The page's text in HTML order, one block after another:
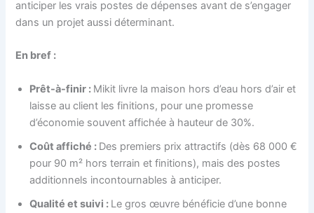
anticiper les vrais postes de dépenses avant de s’engager
dans un projet aussi déterminant.
En bref :
Prêt-à-finir : Mikit livre la maison hors d’eau hors d’air et
laisse au client les finitions, pour une promesse
d’économie souvent affichée à hauteur de 30%.
Coût affiché : Des premiers prix attractifs (dès 68 000 €
pour 90 m² hors terrain et finitions), mais des postes
additionnels incontournables à anticiper.
Qualité et suivi : Le gros œuvre bénéficie d’une bonne